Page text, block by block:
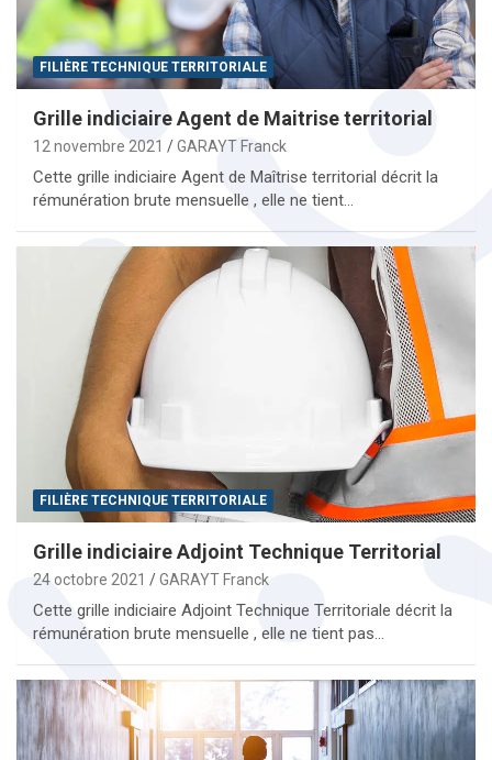
FILIÈRE TECHNIQUE TERRITORIALE
Grille indiciaire Agent de Maitrise territorial
12 novembre 2021 GARAYT Franck
Cette grille indiciaire Agent de Maîtrise territorial décrit la
rémunération brute mensuelle , elle ne tient…
FILIÈRE TECHNIQUE TERRITORIALE
Grille indiciaire Adjoint Technique Territorial
24 octobre 2021 GARAYT Franck
Cette grille indiciaire Adjoint Technique Territoriale décrit la
rémunération brute mensuelle , elle ne tient pas…